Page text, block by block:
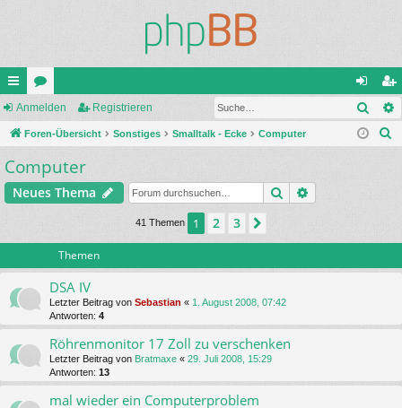
ch
ne
llz
ug
or
en
n
m
eg
ist
Anmelden Registrieren
Foren-Übersicht Sonstiges Smalltalk - Ecke Computer
Computer
Neues Thema Suche
41 Themen 1 2 3
Themen
DSA IV
Letzter Beitrag von Sebastian « 1. August 2008, 07:42
Antworten: 4
Röhrenmonitor 17 Zoll zu verschenken
Letzter Beitrag von Bratmaxe « 29. Juli 2008, 15:29
Antworten: 13
mal wieder ein Computerproblem